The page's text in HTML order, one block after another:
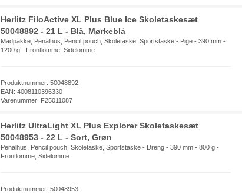
Herlitz FiloActive XL Plus Blue Ice Skoletaskesæt
50048892 - 21 L - Blå, Mørkeblå
Madpakke, Penalhus, Pencil pouch, Skoletaske, Sportstaske - Pige - 390 mm -
1200 g - Frontlomme, Sidelomme
Produktnummer: 50048892
EAN: 4008110396330
Varenummer: F25011087
Herlitz UltraLight XL Plus Explorer Skoletaskesæt
50048953 - 22 L - Sort, Grøn
Penalhus, Pencil pouch, Skoletaske, Sportstaske - Dreng - 390 mm - 800 g -
Frontlomme, Sidelomme
Produktnummer: 50048953